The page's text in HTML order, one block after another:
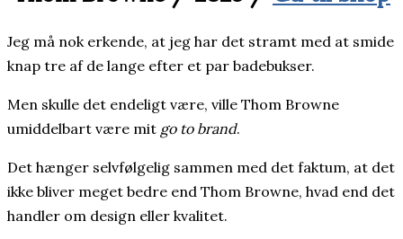
Jeg må nok erkende, at jeg har det stramt med at smide
knap tre af de lange efter et par badebukser.
Men skulle det endeligt være, ville Thom Browne
umiddelbart være mit go to brand.
Det hænger selvfølgelig sammen med det faktum, at det
ikke bliver meget bedre end Thom Browne, hvad end det
handler om design eller kvalitet.